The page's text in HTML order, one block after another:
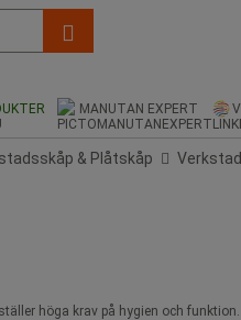
MANUTAN EXPERT
& Plåtskåp
höga krav på hygien och funktion.